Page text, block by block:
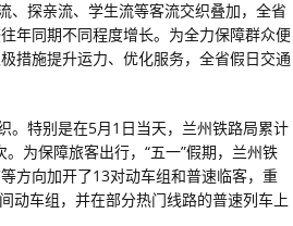
、探亲流、学生流等客流交织叠加，全省
年同期不同程度增长。为全力保障群众便
措施提升运力、优化服务，全省假日交通
。特别是在5月1日当天，兰州铁路局累计
为保障旅客出行，“五一”假期，兰州铁
方向加开了13对动车组和普速临客，重
动车组，并在部分热门线路的普速列车上